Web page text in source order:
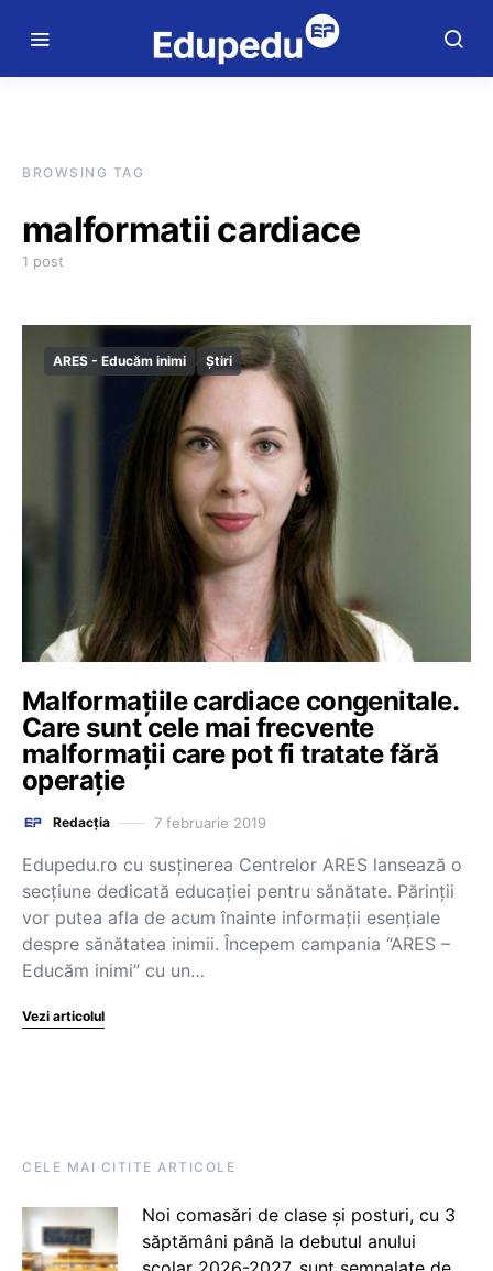
BROWSING TAG
malformatii cardiace
1 post
ARES - Educăm inimi Știri
Malformațiile cardiace congenitale.
Care sunt cele mai frecvente
malformații care pot fi tratate fără
operație
Redacția 7 februarie 2019
Edupedu.ro cu susținerea Centrelor ARES lansează o
secțiune dedicată educației pentru sănătate. Părinții
vor putea afla de acum înainte informații esențiale
despre sănătatea inimii. Începem campania “ARES –
Educăm inimi” cu un…
Vezi articolul
CELE MAI CITITE ARTICOLE
Noi comasări de clase și posturi, cu 3
săptămâni până la debutul anului